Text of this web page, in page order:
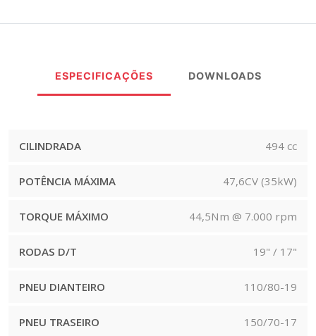
ESPECIFICAÇÕES DOWNLOADS
CILINDRADA 494 cc
POTÊNCIA MÁXIMA 47,6CV (35kW)
TORQUE MÁXIMO 44,5Nm @ 7.000 rpm
RODAS D/T 19" / 17"
PNEU DIANTEIRO 110/80-19
PNEU TRASEIRO 150/70-17